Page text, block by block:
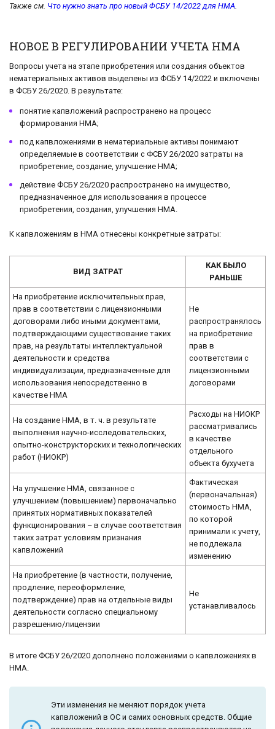
Также см. Что нужно знать про новый ФСБУ 14/2022 для НМА
НОВОЕ В РЕГУЛИРОВАНИИ УЧЕТА НМА
Вопросы учета на этапе приобретения или создания объектов
нематериальных активов выделены из ФСБУ 14/2022 и включены
в ФСБУ 26/2020. В результате:
понятие капвложений распространено на процесс
формирования НМА;
под капвложениями в нематериальные активы понимают
определяемые в соответствии с ФСБУ 26/2020 затраты на
приобретение, создание, улучшение НМА;
действие ФСБУ 26/2020 распространено на имущество,
предназначенное для использования в процессе
приобретения, создания, улучшения НМА.
К капвложениям в НМА отнесены конкретные затраты:
ВИД ЗАТРАТ
КАК БЫЛО
РАНЬШЕ
На приобретение исключительных прав,
прав в соответствии с лицензионными
договорами либо иными документами,
подтверждающими существование таких
прав, на результаты интеллектуальной
деятельности и средства
индивидуализации, предназначенные для
использования непосредственно в
качестве НМА
Не
распространялось
на приобретение
прав в
соответствии с
лицензионными
договорами
На создание НМА, в т. ч. в результате
выполнения научно-исследовательских,
опытно-конструкторских и технологических
работ (НИОКР)
Расходы на НИОКР
рассматривались
в качестве
отдельного
объекта бухучета
На улучшение НМА, связанное с
улучшением (повышением) первоначально
принятых нормативных показателей
функционирования – в случае соответствия
таких затрат условиям признания
капвложений
Фактическая
(первоначальная)
стоимость НМА,
по которой
принимали к учету,
не подлежала
изменению
На приобретение (в частности, получение,
продление, переоформление,
подтверждение) прав на отдельные виды
деятельности согласно специальному
разрешению/лицензии
Не
устанавливалось
В итоге ФСБУ 26/2020 дополнено положениями о капвложениях в
НМА.
Эти изменения не меняют порядок учета
капвложений в ОС и самих основных средств. Общие